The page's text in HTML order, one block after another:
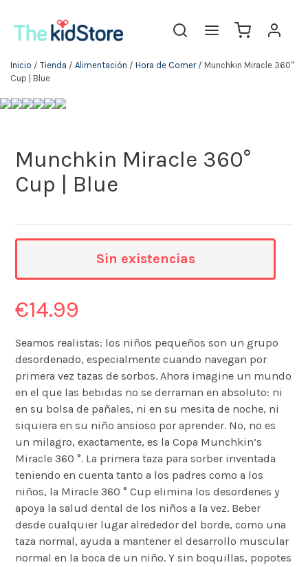
Inicio / Tienda / Alimentación / Hora de Comer/ Munchkin Miracle 360°
Cup | Blue
Munchkin Miracle 360°
Cup | Blue
€14.99
Seamos realistas: los niños pequeños son un grupo
desordenado, especialmente cuando navegan por
primera vez tazas de sorbos. Ahora imagine un mundo
en el que las bebidas no se derraman en absoluto: ni
en su bolsa de pañales, ni en su mesita de noche, ni
siquiera en su niño ansioso por aprender. No, no es
un milagro, exactamente, es la Copa Munchkin’s
Miracle 360 °. La primera taza para sorber inventada
teniendo en cuenta tanto a los padres como a los
niños, la Miracle 360 ° Cup elimina los desordenes y
apoya la salud dental de los niños a la vez. Beber
desde cualquier lugar alrededor del borde, como una
taza normal, ayuda a mantener el desarrollo muscular
normal en la boca de un niño. Y sin boquillas, popotes
Sin existencias